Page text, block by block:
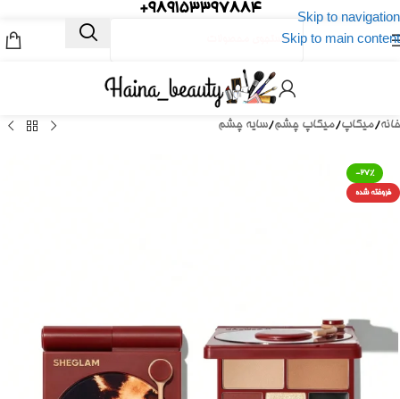
Skip to navigation
Skip to main content
989153397884+
خانه/میکاپ/میکاپ چشم/سایه چشم
-27%
فروخته شده